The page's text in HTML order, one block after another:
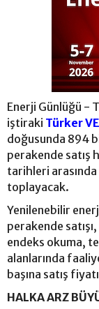
Enerji Günlüğü -
iştiraki Türker
doğusunda 894
perakende satış
tarihleri
toplayacak.
Yenilenebilir
perakende
endeks okuma,
alanlarında
başına satış
HALKA ARZ